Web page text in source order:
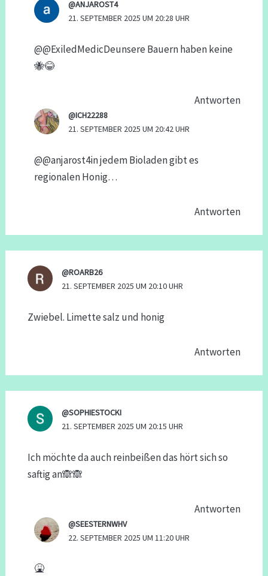
@ANJAROST4
21. SEPTEMBER 2025 UM 20:28 UHR
​@@ExiledMedicDeunsere Bauern haben keine
🐝😂
Antworten
@ICH22288
21. SEPTEMBER 2025 UM 20:42 UHR
​@@anjarost4in jedem Bioladen gibt es
regionalen Honig…
Antworten
@ROARB26
21. SEPTEMBER 2025 UM 20:10 UHR
Zwiebel. Limette salz und honig
Antworten
@SOPHIESTOCKI
21. SEPTEMBER 2025 UM 20:15 UHR
Ich möchte da auch reinbeißen das hört sich so
saftig an🙈🙈
Antworten
@SEESTERNWHV
22. SEPTEMBER 2025 UM 11:20 UHR
🤮